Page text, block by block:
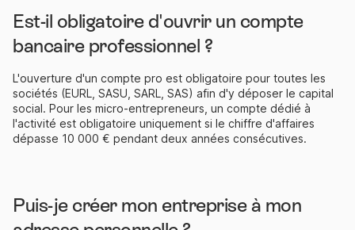
Est-il obligatoire d'ouvrir un compte
bancaire professionnel ?
L'ouverture d'un compte pro est obligatoire pour toutes les
sociétés (EURL, SASU, SARL, SAS) afin d'y déposer le capital
social. Pour les micro-entrepreneurs, un compte dédié à
l'activité est obligatoire uniquement si le chiffre d'affaires
dépasse 10 000 € pendant deux années consécutives.
Puis-je créer mon entreprise à mon